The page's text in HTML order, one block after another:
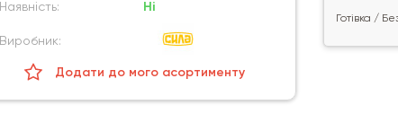
Наявність:
Ні
Виробник:
Додати до мого асортименту
Готівка /